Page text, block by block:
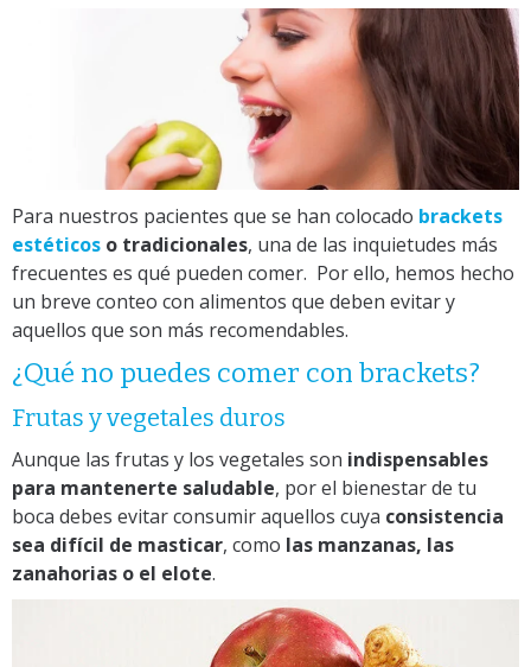
Para nuestros pacientes que se han colocado brackets
estéticos o tradicionales, una de las inquietudes más
frecuentes es qué pueden comer. Por ello, hemos hecho
un breve conteo con alimentos que deben evitar y
aquellos que son más recomendables.
¿Qué no puedes comer con brackets?
Frutas y vegetales duros
Aunque las frutas y los vegetales son indispensables
para mantenerte saludable, por el bienestar de tu
boca debes evitar consumir aquellos cuya consistencia
sea difícil de masticar, como las manzanas, las
zanahorias o el elote.